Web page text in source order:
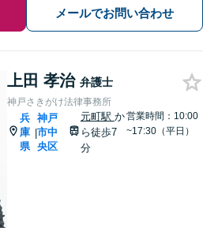
メールでお問い合わせ
上田 孝治 弁護士
神戸さきがけ法律事務所
兵
庫
県
|
神戸
市中
央区
元町駅 か
ら徒歩7
分
営業時間：10:00
~17:30（平日）